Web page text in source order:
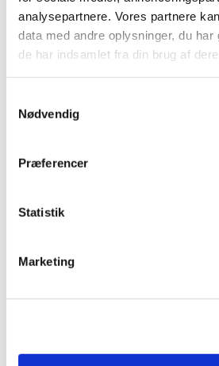
analysepartnere. Vores partnere
data med andre oplysninger, du har
de har indsamlet fra din brug af
Nødvendig
Præferencer
Statistik
Marketing
LAD OS OPNÅ DINE MÅL
Er du klar til at høre mere om et
byggemål – uanset om du
Følg os på de